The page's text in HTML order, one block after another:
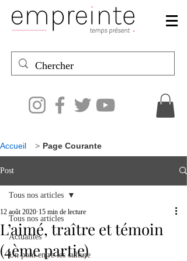
Accueil > Page Courante
Post
Tous nos articles
Actualités
Un pont entre les culture
Tous nos articles
L’aimé, traître et témoin
(4ème partie)
12 août 2020 15 min de lecture